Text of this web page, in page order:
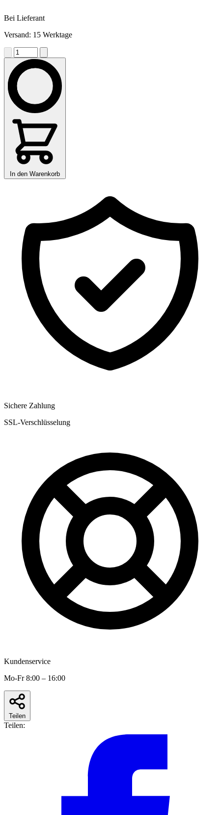
Bei Lieferant
Versand: 15 Werktage
In den Warenkorb
Sichere Zahlung
SSL-Verschlüsselung
Kundenservice
Mo-Fr 8:00 – 16:00
Teilen
Teilen: